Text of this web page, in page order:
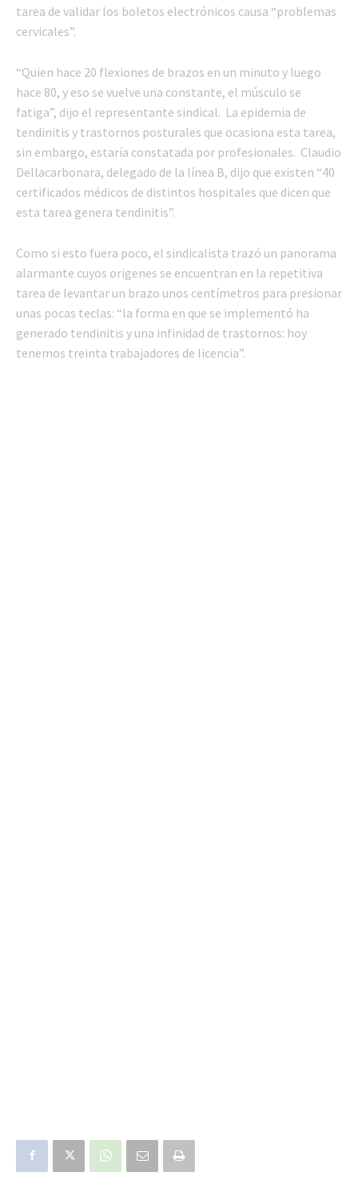
tarea de validar los boletos electrónicos causa “problemas
cervicales”.
“Quien hace 20 flexiones de brazos en un minuto y luego
hace 80, y eso se vuelve una constante, el músculo se
fatiga”, dijo el representante sindical. La epidemia de
tendinitis y trastornos posturales que ocasiona esta tarea,
sin embargo, estaría constatada por profesionales. Claudio
Dellacarbonara, delegado de la línea B, dijo que existen “40
certificados médicos de distintos hospitales que dicen que
esta tarea genera tendinitis”.
Como si esto fuera poco, el sindicalista trazó un panorama
alarmante cuyos origenes se encuentran en la repetitiva
tarea de levantar un brazo unos centímetros para presionar
unas pocas teclas: “la forma en que se implementó ha
generado tendinitis y una infinidad de trastornos: hoy
tenemos treinta trabajadores de licencia”.